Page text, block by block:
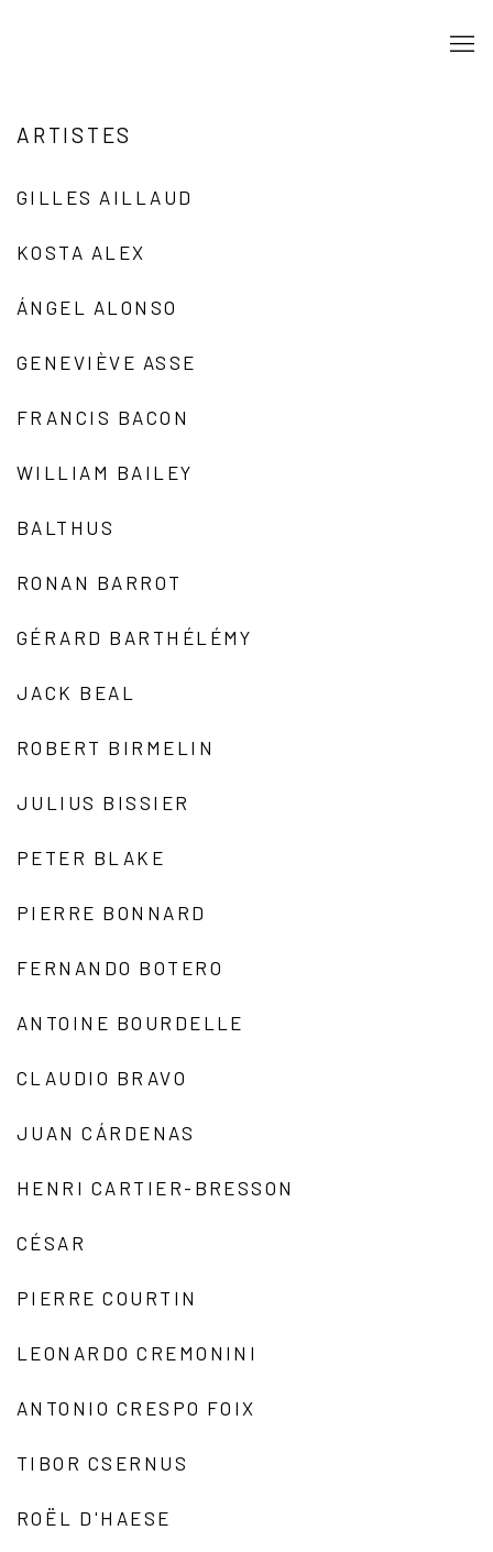
ARTISTES
GILLES AILLAUD
KOSTA ALEX
ÁNGEL ALONSO
GENEVIÈVE ASSE
FRANCIS BACON
WILLIAM BAILEY
BALTHUS
RONAN BARROT
GÉRARD BARTHÉLÉMY
JACK BEAL
ROBERT BIRMELIN
JULIUS BISSIER
PETER BLAKE
PIERRE BONNARD
FERNANDO BOTERO
ANTOINE BOURDELLE
CLAUDIO BRAVO
JUAN CÁRDENAS
HENRI CARTIER-BRESSON
CÉSAR
PIERRE COURTIN
LEONARDO CREMONINI
ANTONIO CRESPO FOIX
TIBOR CSERNUS
ROËL D'HAESE